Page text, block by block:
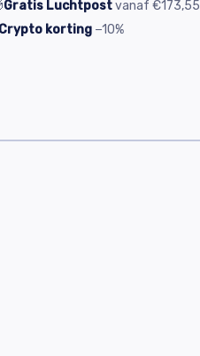
Gratis Luchtpostvanaf €173,55
Crypto korting −10%